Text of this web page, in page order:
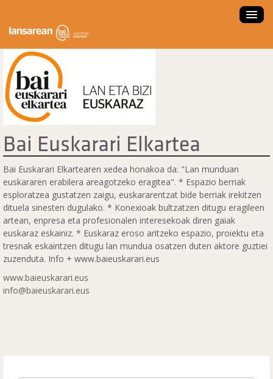
LANBIDE ORIENTAZIOA
LAN ESKAINTZA SARTU
LAN PRAKTIKAK
ENPRESA NAIZ
HAUTAGAIA NAIZ
NOLA ERABILI?
ENPLEGATZE AGENTZIA
Bai Euskarari Elkartea
Bai Euskarari Elkartearen xedea honakoa da: "Lan munduan
euskararen erabilera areagotzeko eragitea". * Espazio berriak
esploratzea gustatzen zaigu, euskararentzat bide berriak irekitzen
dituela sinesten dugulako. * Konexioak bultzatzen ditugu eragileen
artean, enpresa eta profesionalen interesekoak diren gaiak
euskaraz eskainiz. * Euskaraz eroso aritzeko espazio, proiektu eta
tresnak eskaintzen ditugu lan mundua osatzen duten aktore guztiei
zuzenduta. Info + www.baieuskarari.eus
www.baieuskarari.eus
info@baieuskarari.eus